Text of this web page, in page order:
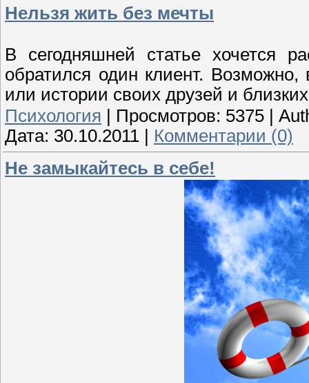
Нельзя жить без мечты
В сегодняшней статье хочется
обратился один клиент.
или истории своих друзей и
Психология | Просмотров: 5375 |
Дата: 30.10.2011 | Комментарии (0)
Не замыкайтесь в себе!